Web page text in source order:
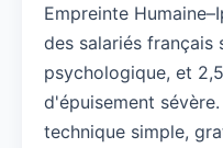
Empreinte
des salariés français
psychologique, et
d'épuisement
technique simple,